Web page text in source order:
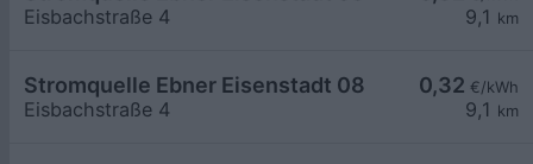
9,1 km
Eisbachstraße 4
0,32 €/kWh
9,1 km
Stromquelle Ebner Eisenstadt 08
Eisbachstraße 4